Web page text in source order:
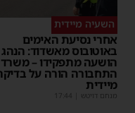
השעיה מיידית
אחרי נסיעת האימים
באוטובוס מאשדוד: הנהג
הושעה מתפקידו – משרד
התחבורה הורה על
מיידית
מנחם דויטש 17:44